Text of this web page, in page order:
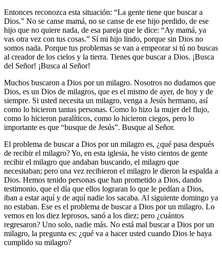
Entonces reconozca esta situación: “La gente tiene que buscar a
Dios.” No se canse mamá, no se canse de ese hijo perdido, de ese
hijo que no quiere nada, de esa pareja que le dice: “Ay mamá, ya
vas otra vez con tus cosas.” Sí mi hijo lindo, porque sin Dios no
somos nada. Porque tus problemas se van a empeorar si tú no buscas
al creador de los cielos y la tierra. Tienes que buscar a Dios. ¡Busca
del Señor! ¡Busca al Señor!
Muchos buscaron a Dios por un milagro. Nosotros no dudamos que
Dios, es un Dios de milagros, que es el mismo de ayer, de hoy y de
siempre. Si usted necesita un milagro, venga a Jesús hermano, así
como lo hicieron tantas personas. Como lo hizo la mujer del flujo,
como lo hicieron paralíticos, como lo hicieron ciegos, pero lo
importante es que “busque de Jesús”. Busque al Señor.
El problema de buscar a Dios por un milagro es, ¿qué pasa después
de recibir el milagro? Yo, en esta iglesia, he visto cientos de gente
recibir el milagro que andaban buscando, el milagro que
necesitaban; pero una vez recibieron el milagro le dieron la espalda a
Dios. Hemos tenido personas que han prometido a Dios, dando
testimonio, que el día que ellos lograran lo que le pedían a Dios,
iban a estar aquí y de aquí nadie los sacaba. Al siguiente domingo ya
no estaban. Ese es el problema de buscar a Dios por un milagro. Lo
vemos en los diez leprosos, sanó a los diez; pero ¿cuántos
regresaron? Uno solo, nadie más. No está mal buscar a Dios por un
milagro, la pregunta es: ¿qué va a hacer usted cuando Dios le haya
cumplido su milagro?